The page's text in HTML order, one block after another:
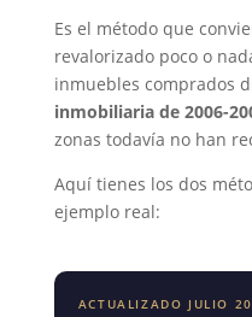
Es el método que
revalorizado poco o
inmuebles comprados
inmobiliaria de 2006-
zonas todavía no han
Aquí tienes los dos
ejemplo real:
ACTUALIZADO JULIO